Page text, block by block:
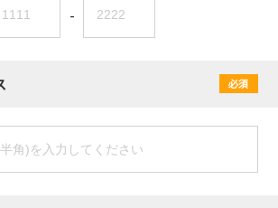
-
必須